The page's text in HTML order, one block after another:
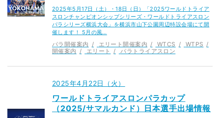
2025年5月17日（土）・18日（日）「2025ワールドトライア
スロンチャンピオンシップシリーズ・ワールドトライアスロン
パラシリーズ横浜大会」を横浜市山下公園周辺特設会場にて開
催します！ 5月の風…
パラ開催案内 エリート開催案内 WTCS
WTPS
開催案内
エリート パラトライアスロン
2025年4月22日（火）
ワールドトライアスロンパラカップ
（2025/サマルカンド）日本選手出場情報